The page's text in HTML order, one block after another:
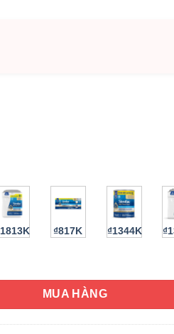
₫817K ₫1344K
trớ 0-12 tháng Similac 360 Total
MUA HÀNG